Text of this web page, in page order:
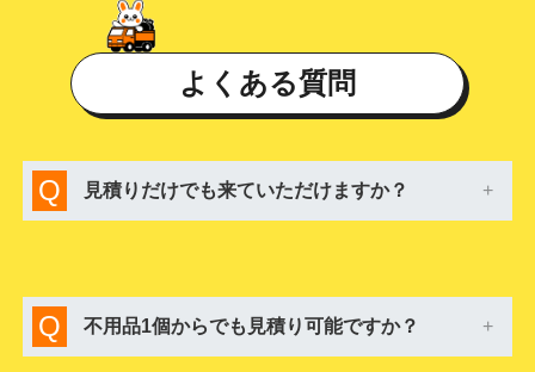
よくある質問
Q 見積りだけでも来ていただけますか？
Q 不用品1個からでも見積り可能ですか？